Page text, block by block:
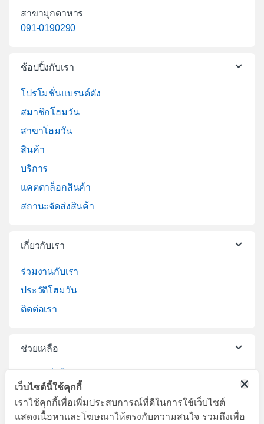
สาขามุกดาหาร
091-0190290
ช้อปปิ้งกับเรา
โปรโมชั่นแบรนด์ดัง
สมาชิกโฮมวัน
สาขาโฮมวัน
สินค้า
บริการ
แคตตาล็อกสินค้า
สถานะจัดส่งสินค้า
เกี่ยวกับเรา
ร่วมงานกับเรา
ประวัติโฮมวัน
ติดต่อเรา
ช่วยเหลือ
บริการจัดส่งสินค้า
เปลี่ยนคืนสินค้า
เว็บไซต์นี้ใช้คุกกี้
เราใช้คุกกี้เพื่อเพิ่มประสบการณ์ที่ดีในการใช้เว็บไซต์
แสดงเนื้อหาและโฆษณาให้ตรงกับความสนใจ รวมถึงเพื่อ